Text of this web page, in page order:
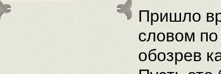
Пришло
словом по
обозрев